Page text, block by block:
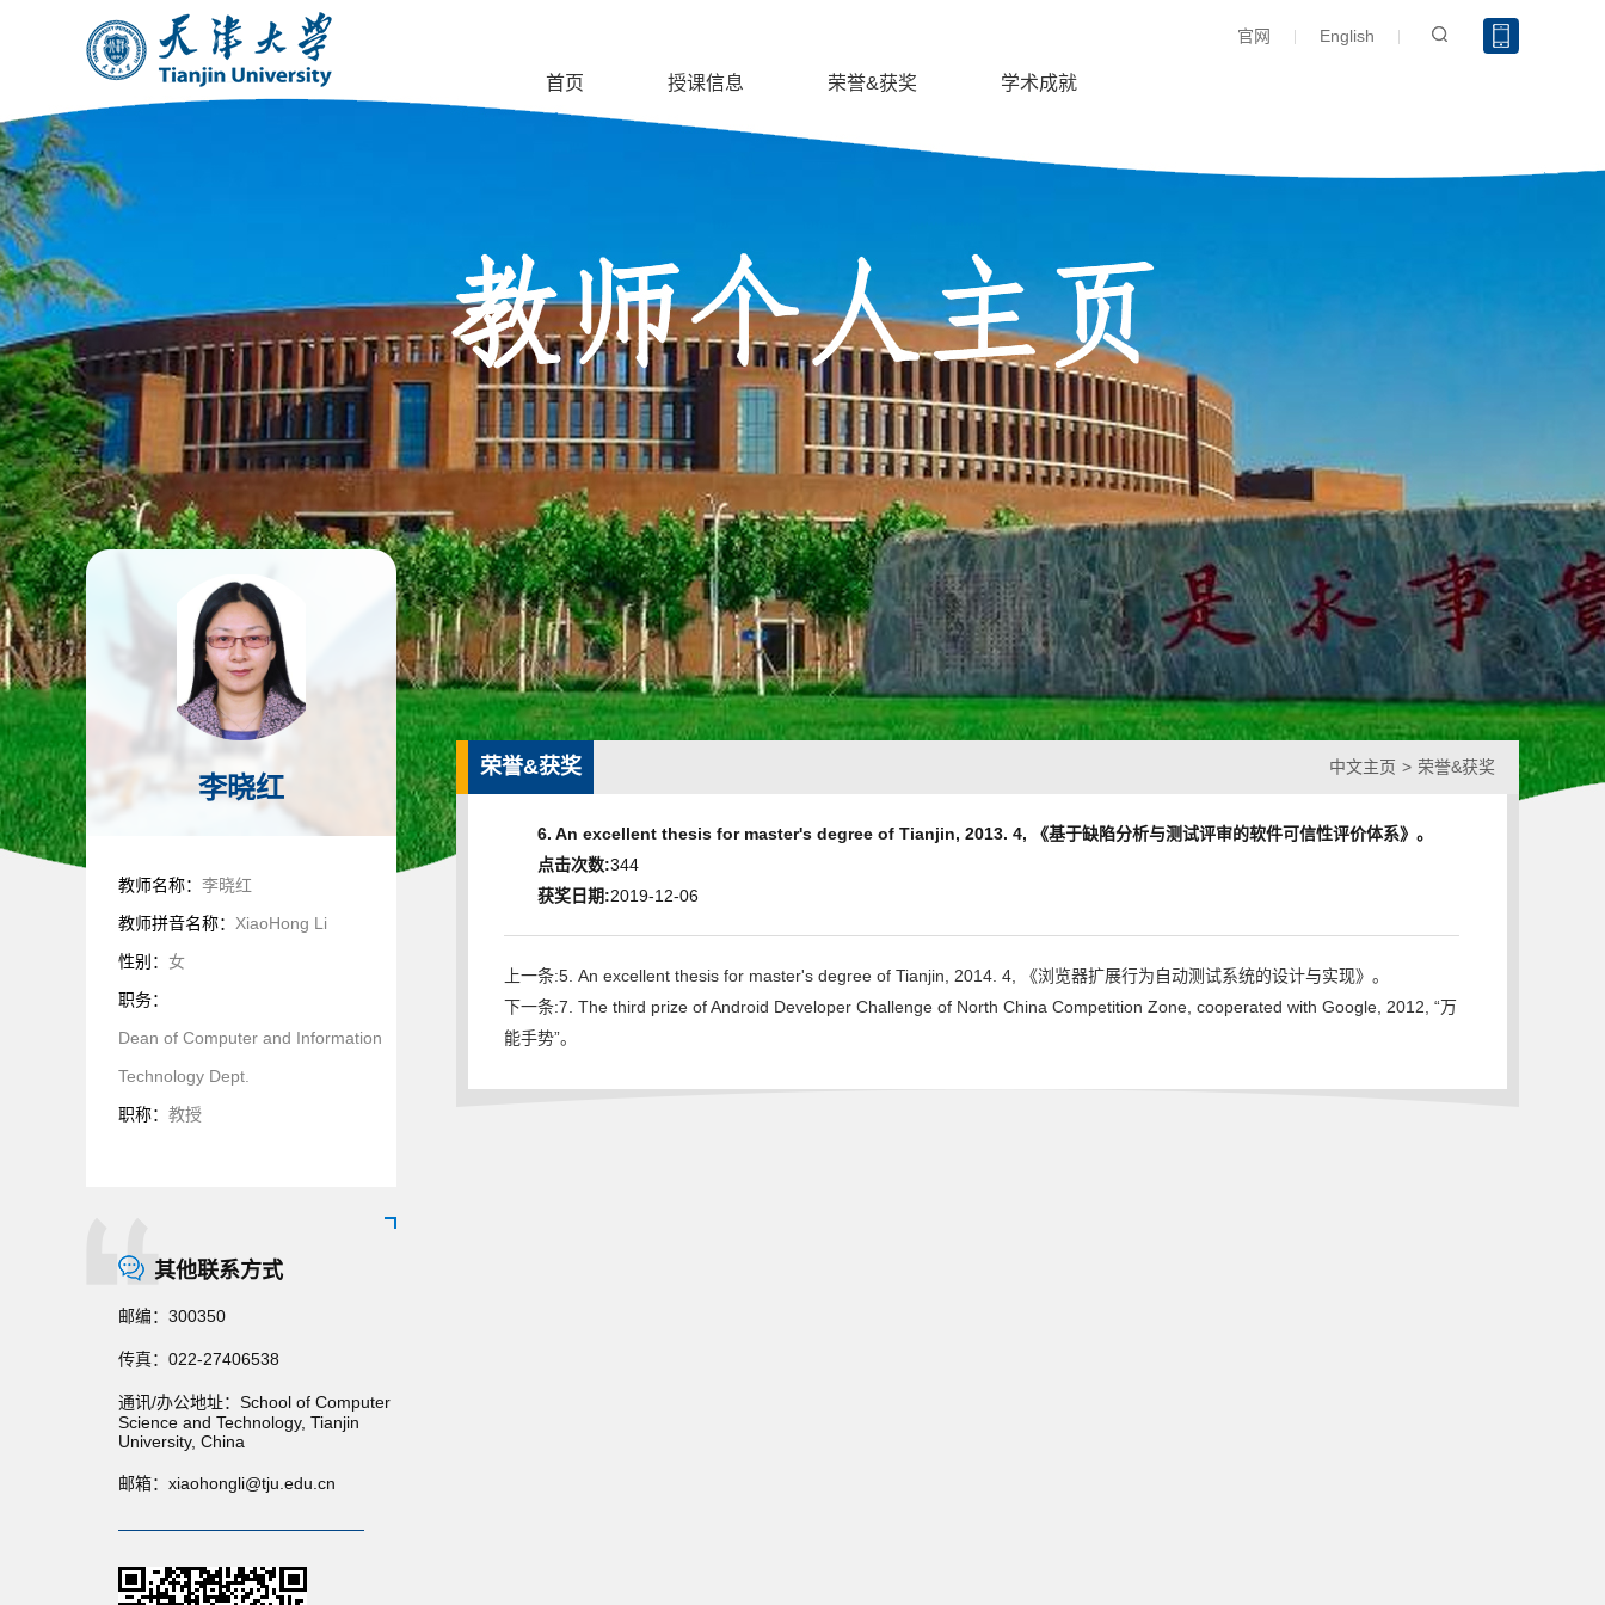
English
官网
首页 授课信息 荣誉&获奖 学术成就
李晓红
教师名称： 李晓红
教师拼音名称： XiaoHong Li
性别： 女
职务：
Dean of Computer and Information
Technology Dept.
职称： 教授
其他联系方式
邮编： 300350
传真： 022-27406538
通讯/办公地址： School of Computer
Science and Technology, Tianjin
University, China
邮箱： xiaohongli@tju.edu.cn
荣誉&获奖 中文主页 > 荣誉&获奖
6. An excellent thesis for master's degree of Tianjin, 2013. 4, 《基于缺陷分析与测试评审的软件可信性评价体系》。
点击次数:344
获奖日期:2019-12-06
上一条:5. An excellent thesis for master's degree of Tianjin, 2014. 4, 《浏览器扩展行为自动测试系统的设计与实现》。
下一条:7. The third prize of Android Developer Challenge of North China Competition Zone, cooperated with Google, 2012, “万
能手势”。